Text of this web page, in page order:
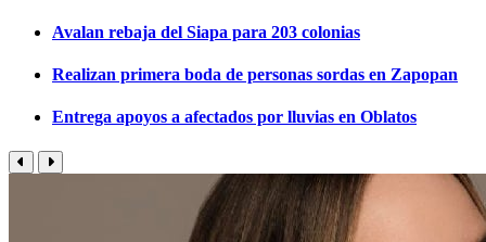
Avalan rebaja del Siapa para 203 colonias
Realizan primera boda de personas sordas en Zapopan
Entrega apoyos a afectados por lluvias en Oblatos